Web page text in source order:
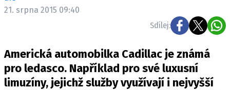
TRH S ELEKTROMOBILY
RALLY
21. srpna 2015 09:40
Sdílej:
Americká automobilka Cadillac je známá
pro ledasco. Například pro své luxusní
limuzíny, jejichž služby využívají i nejvyšší